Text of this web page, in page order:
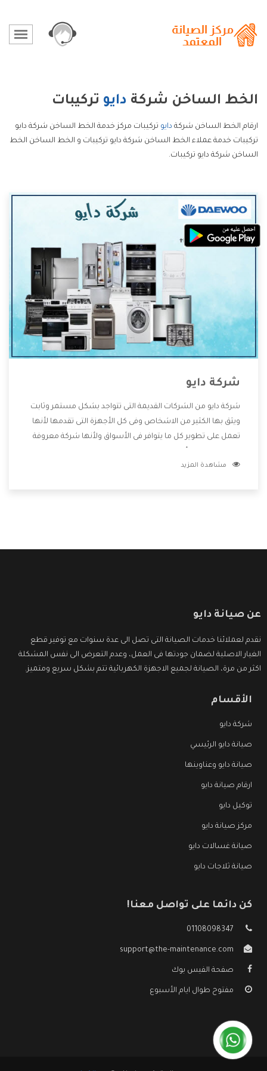
الخط الساخن شركة دايو تركيبات
ارقام الخط الساخن شركة دايو تركيبات مركز خدمة الخط الساخن شركة دايو
تركيبات خدمة عملاء الخط الساخن شركة دايو تركيبات و الخط الساخن الخط
الساخن شركة دايو تركيبات.
شركة دايو
شركة دايو من الشركات القديمة التى تتواجد بشكل مستمر وثابت
ويثق بها الكثير من الاشخاص وفى كل الأجهزة التى تقدمها لأنها
تعمل على تطوير كل ما يتوافر فى الأسواق ولأنها شركة معروفة
للعملاء أقوى العروض والخصومات التى تسهل على المستهلك
مشاهدة المزيد
عن صيانة دايو
نقدم لعملائنا خدمات الصيانة التى تصل الى عدة سنوات مع توفير قطع
الغيار الاصلية لضمان جودتها فى العمل، وعدم التعرض الى نفس المشكلة
اكثر من مرة، الصيانة لجميع الاجهزة الكهربائية تتم بشكل سريع ومتميز.
الأقسام
شركة دايو
صيانة دايو الرئيسي
صيانة دايو وعناوينها
ارقام صيانة دايو
توكيل دايو
مركز صيانة دايو
صيانة غسالات دايو
صيانة ثلاجات دايو
كن دائما على تواصل معنا!
01108098347
support@the-maintenance.com
صفحة الفيس بوك
مفتوح طوال ايام الأسبوع